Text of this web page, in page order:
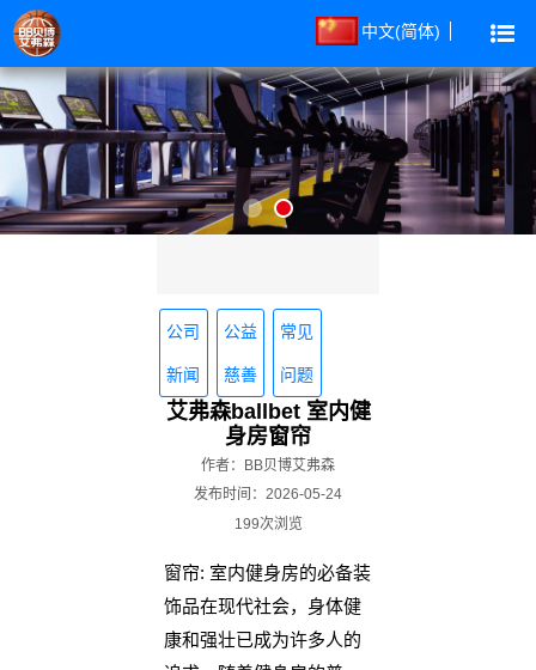
中文(简体)
公司
新闻
公益
慈善
常见
问题
艾弗森ballbet 室内健
身房窗帘
作者：BB贝博艾弗森
发布时间：2026-05-24
199次浏览
窗帘: 室内健身房的必备装
饰品在现代社会，身体健
康和强壮已成为许多人的